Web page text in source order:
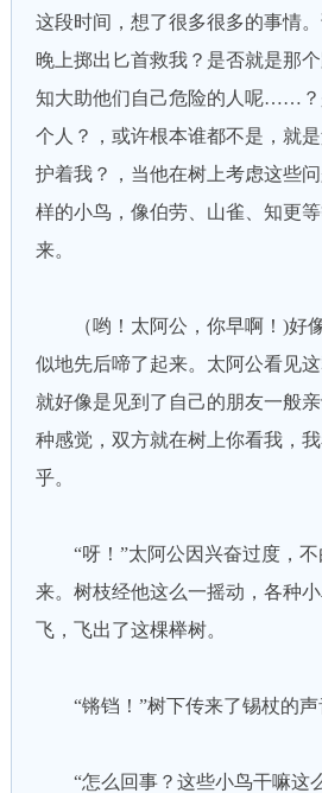
这段时间，想了很多很多的事情
晚上掷出匕首救我？是否就是那
知大助他们自己危险的人呢……？
个人？，或许根本谁都不是，就
护着我？，当他在树上考虑这些
样的小鸟，像伯劳、山雀、知更
来。
（哟！太阿公，你早啊！)好
似地先后啼了起来。太阿公看见
就好像是见到了自己的朋友一般
种感觉，双方就在树上你看我，
乎。
“呀！”太阿公因兴奋过度，不
来。树枝经他这么一摇动，各种
飞，飞出了这棵榉树。
“锵铛！”树下传来了锡杖的声
“怎么回事？这些小鸟干嘛这